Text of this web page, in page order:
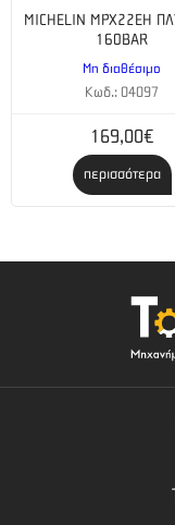
MICHELIN MPX22EH
160BAR
Μη διαθέσιμο
Κωδ.: 04097
169,00€
περισσότερα